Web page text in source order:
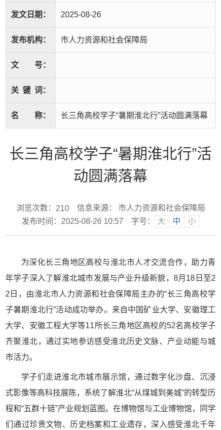
发文日期： 2025-08-26
发布机构： 市人力资源和社会保障局
文 号：
关 键 词：
名 称： 长三角高校学子“暑期淮北行”活动圆满落幕
长三角高校学子“暑期淮北行”活
动圆满落幕
浏览次数： 210
信息来源： 市人力资源和社会保障局
发布时间：2025-08-26 10:57
字号： 大 中 小
为深化长三角地区高校与淮北市人才交流合作，助力青
年学子深入了解淮北城市发展与产业升级新貌，8月18日至2
2日，由淮北市人力资源和社会保障局主办的“长三角高校学
子暑期淮北行”活动成功举办。来自中国矿业大学、安徽理工
大学、安徽工程大学等11所长三角地区高校的52名高校学子
齐聚淮北，通过实地参访感受淮北历史文脉、产业动能与城
市活力。
学子们走进淮北市城市展示馆，通过数字化沙盘、沉浸
式影像等高科技展陈，系统了解淮北“从煤城到美城”的转型历
程和“五群十链”产业规划蓝图。在博物馆与工业博物馆，同学
们通过珍贵文物、历史档案和工业遗存，深入感受淮北千年